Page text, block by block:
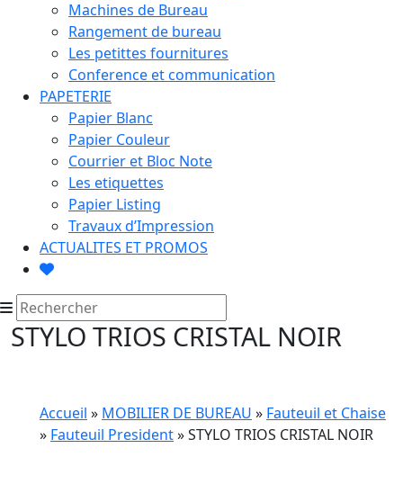
Machines de Bureau
Rangement de bureau
Les petittes fournitures
Conference et communication
PAPETERIE
Papier Blanc
Papier Couleur
Courrier et Bloc Note
Les etiquettes
Papier Listing
Travaux d’Impression
ACTUALITES ET PROMOS
STYLO TRIOS CRISTAL NOIR
Accueil » MOBILIER DE BUREAU » Fauteuil et Chaise
» Fauteuil President» STYLO TRIOS CRISTAL NOIR